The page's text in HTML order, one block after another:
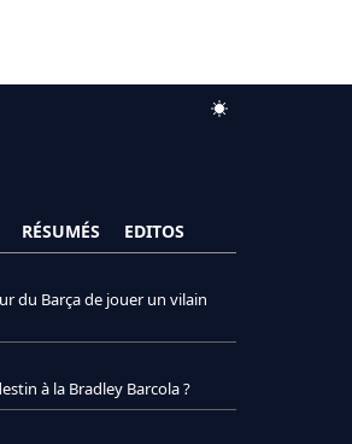
RÉSUMÉS EDITOS
du Barça de jouer un vilain
à la Bradley Barcola ?